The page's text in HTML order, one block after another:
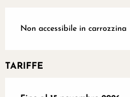
Non accessibile in carrozzina
TARIFFE